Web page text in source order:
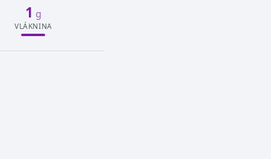
1 g
VLÁKNINA